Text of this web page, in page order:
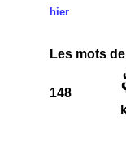
hier
Les mots
148